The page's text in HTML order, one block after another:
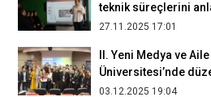
teknik süreçlerini
27.11.2025 17:01
II. Yeni Medya ve
Üniversitesi’nde
03.12.2025 19:04